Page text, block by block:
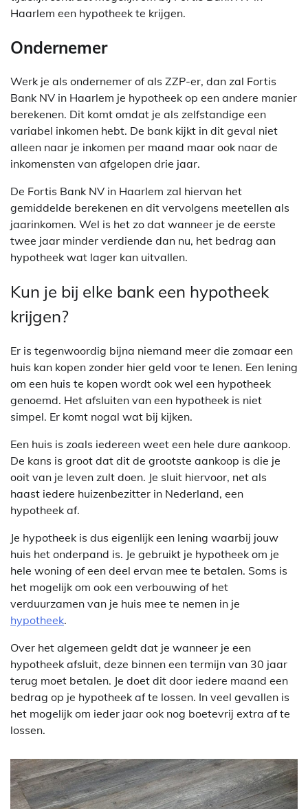
Haarlem een hypotheek te krijgen.
Ondernemer
Werk je als ondernemer of als ZZP-er, dan zal Fortis
Bank NV in Haarlem je hypotheek op een andere manier
berekenen. Dit komt omdat je als zelfstandige een
variabel inkomen hebt. De bank kijkt in dit geval niet
alleen naar je inkomen per maand maar ook naar de
inkomensten van afgelopen drie jaar.
De Fortis Bank NV in Haarlem zal hiervan het
gemiddelde berekenen en dit vervolgens meetellen als
jaarinkomen. Wel is het zo dat wanneer je de eerste
twee jaar minder verdiende dan nu, het bedrag aan
hypotheek wat lager kan uitvallen.
Kun je bij elke bank een hypotheek
krijgen?
Er is tegenwoordig bijna niemand meer die zomaar een
huis kan kopen zonder hier geld voor te lenen. Een lening
om een huis te kopen wordt ook wel een hypotheek
genoemd. Het afsluiten van een hypotheek is niet
simpel. Er komt nogal wat bij kijken.
Een huis is zoals iedereen weet een hele dure aankoop.
De kans is groot dat dit de grootste aankoop is die je
ooit van je leven zult doen. Je sluit hiervoor, net als
haast iedere huizenbezitter in Nederland, een
hypotheek af.
Je hypotheek is dus eigenlijk een lening waarbij jouw
huis het onderpand is. Je gebruikt je hypotheek om je
hele woning of een deel ervan mee te betalen. Soms is
het mogelijk om ook een verbouwing of het
verduurzamen van je huis mee te nemen in je
hypotheek.
Over het algemeen geldt dat je wanneer je een
hypotheek afsluit, deze binnen een termijn van 30 jaar
terug moet betalen. Je doet dit door iedere maand een
bedrag op je hypotheek af te lossen. In veel gevallen is
het mogelijk om ieder jaar ook nog boetevrij extra af te
lossen.